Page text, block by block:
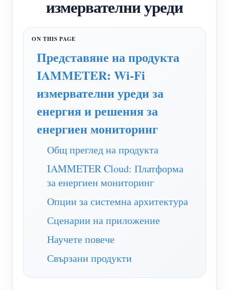
WiFi контролер за захранване
Услуга за самостоятелно хостване
EV зарядно устройство
IAMMETER Симулатор
Виртуален измервателен уред
Система за енергийно прогнозиране и симулация
Енергиен монитор на слънчева фотоволтаична
система
Монитор за потребление на електроенергия
Система за управление на фотоволтаични
нагреватели
Домашна автоматизация
Фабричен енергиен мониторинг
Магазин
Ресурси
Бърз старт на продукта
Документ
Обучително видео
ЧЗВ
Общност
Разработчик
Разгледайте
Програма за награди
измервателни уреди
Представяне на продукта
IAMMETER: Wi-Fi
измервателни уреди за
енергия и решения за
енергиен мониторинг
Общ преглед на продукта
IAMMETER Cloud: Платформа
за енергиен мониторинг
Опции за системна архитектура
Сценарии на приложение
Научете повече
Свързани продукти